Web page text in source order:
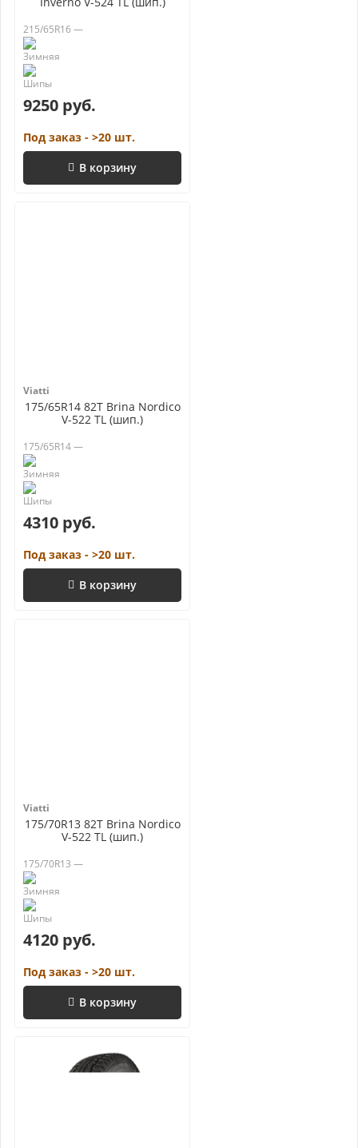
215/65R16 —
9250 руб.
Под заказ - >20 шт.
В корзину
Viatti
175/65R14 82T Brina Nordico
V-522 TL (шип.)
175/65R14 —
4310 руб.
Под заказ - >20 шт.
В корзину
Viatti
175/70R13 82T Brina Nordico
V-522 TL (шип.)
175/70R13 —
4120 руб.
Под заказ - >20 шт.
В корзину